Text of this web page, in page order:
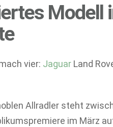
Modell
vier: Jaguar Land
Allradler steht
im März